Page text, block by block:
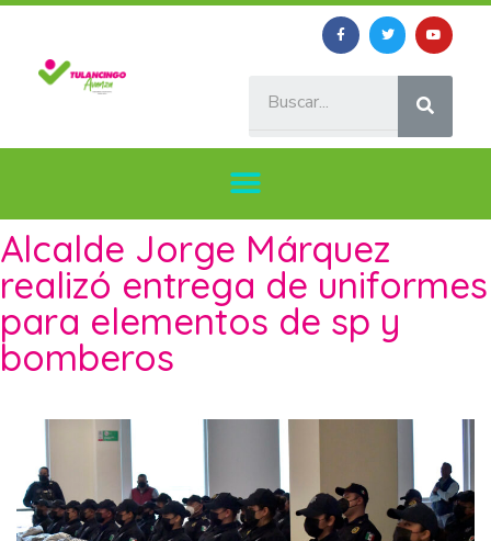
Alcalde Jorge Márquez
realizó entrega de uniformes
para elementos de sp y
bomberos